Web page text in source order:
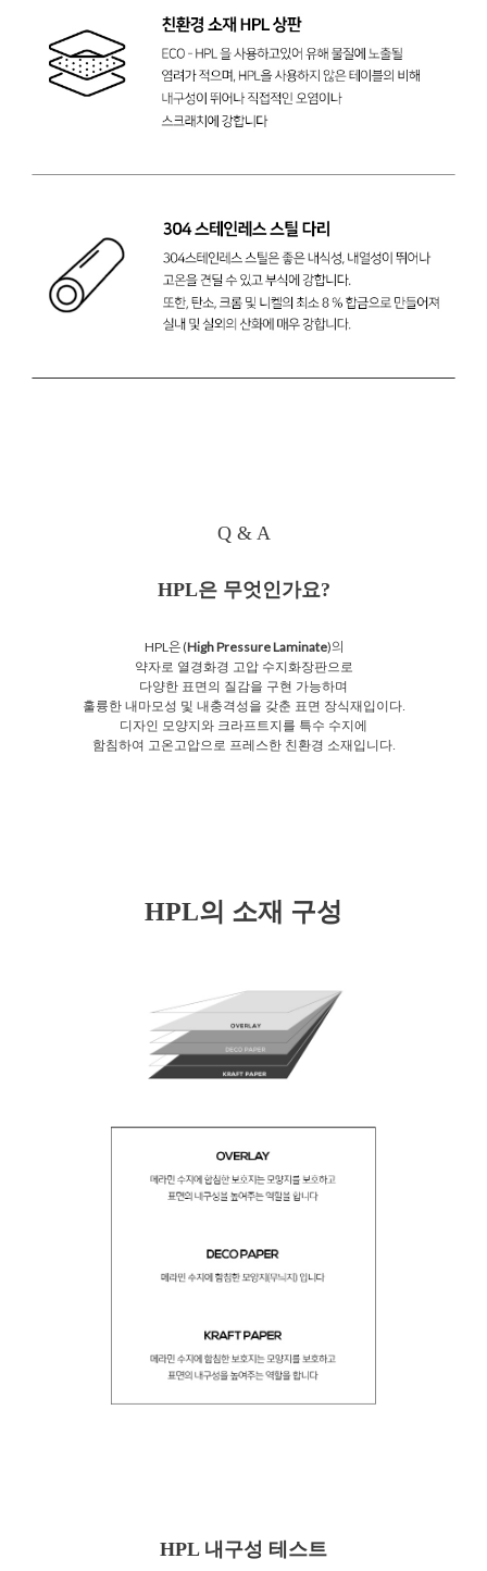
Q & A
HPL은 무엇인가요?
HPL은 (High Pressure Laminate)의
약자로 열경화경 고압 수지화장판으로
다양한 표면의 질감을 구현 가능하며
훌륭한 내마모성 및 내충격성을 갖춘 표면 장식재입이다.
디자인 모양지와 크라프트지를 특수 수지에
함침하여 고온고압으로 프레스한 친환경 소재입니다.
HPL의 소재 구성
HPL 내구성 테스트